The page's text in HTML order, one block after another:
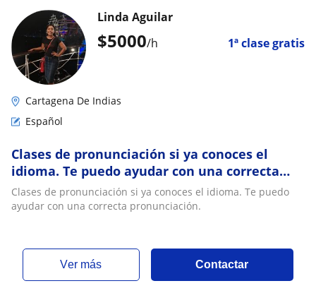
$5000/h 1ª clase gratis
Linda Aguilar
Cartagena De Indias
Español
Clases de pronunciación si ya conoces el
idioma. Te puedo ayudar con una correcta
pronunciación
Clases de pronunciación si ya conoces el idioma. Te puedo
ayudar con una correcta pronunciación.
ver más Contactar